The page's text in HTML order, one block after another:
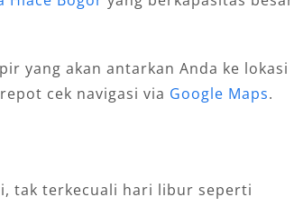
yang akan antarkan Anda ke lokasi
cek navigasi via Google Maps.
tak terkecuali hari libur seperti